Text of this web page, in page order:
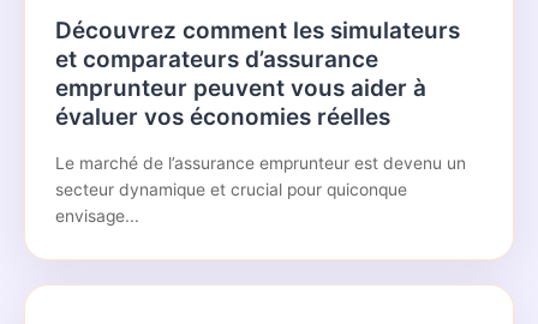
Découvrez comment les simulateurs
et comparateurs d’assurance
emprunteur peuvent vous aider à
évaluer vos économies réelles
Le marché de l’assurance emprunteur est devenu un
secteur dynamique et crucial pour quiconque
envisage...